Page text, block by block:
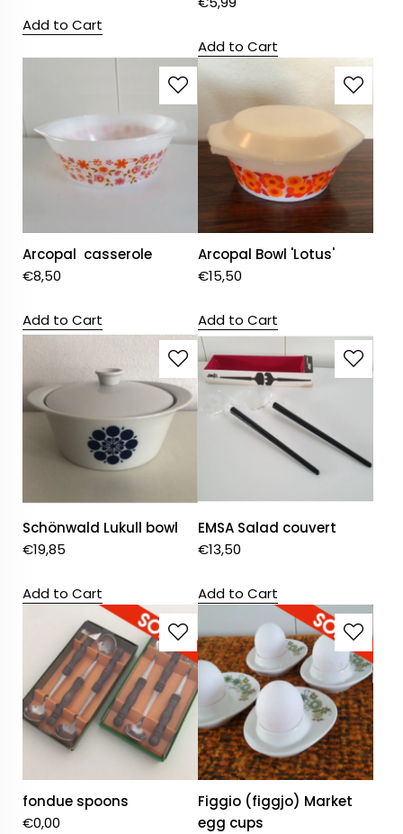
Add to Cart
Add to Cart
Arcopal casserole
€8,50
Add to Cart
Arcopal Bowl 'Lotus'
€15,50
Add to Cart
Schönwald Lukull bowl
€19,85
Add to Cart
EMSA Salad couvert
€13,50
Add to Cart
fondue spoons
€0,00
Figgio (figgjo) Market
egg cups